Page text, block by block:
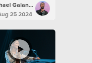
Raphael Galante
25 2024